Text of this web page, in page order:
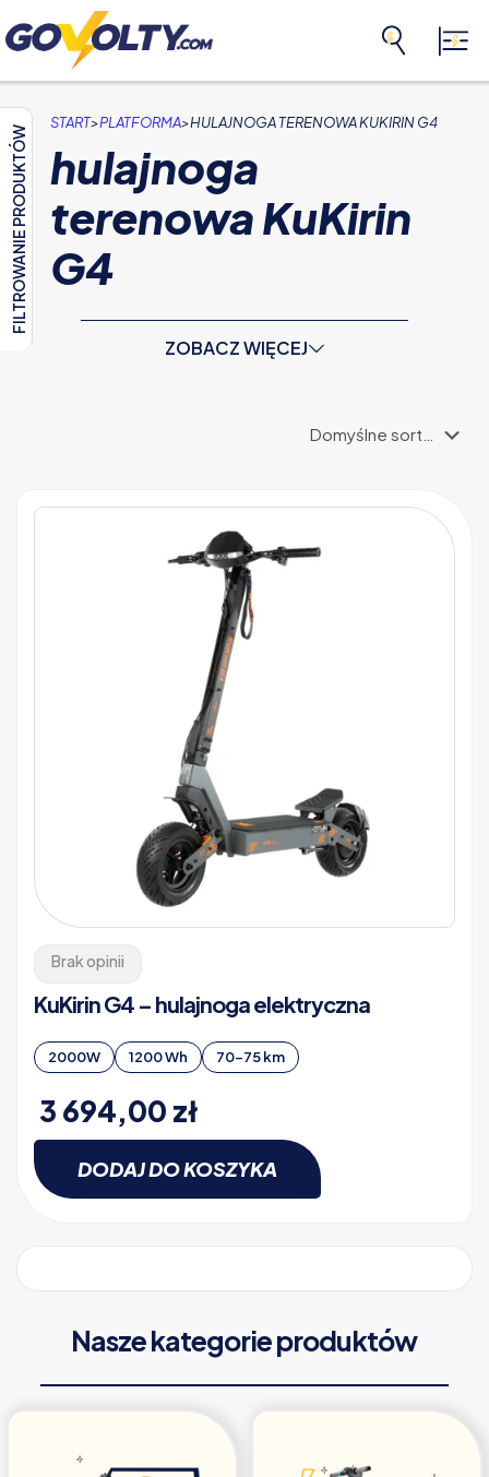
FILTROWANIE PRODUKTÓW
START>PLATFORMA>HULAJNOGA TERENOWA KUKIRIN G4
hulajnoga
terenowa KuKirin
G4
ZOBACZ WIĘCEJ
Brak opinii
KuKirin G4 – hulajnoga elektryczna
2000W 1200 Wh 70-75 km
3 694,00 zł
DODAJ DO KOSZYKA
Nasze kategorie produktów